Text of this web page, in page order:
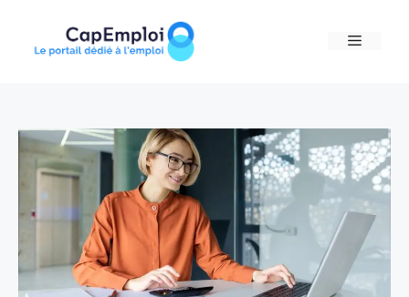
content
MENU